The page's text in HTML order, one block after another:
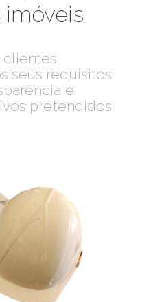
imóveis
clientes
seus requisitos
e
pretendidos